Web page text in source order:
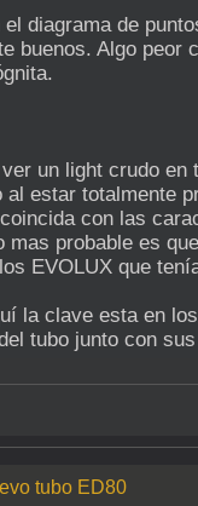
el diagrama de
buenos. Algo peor
un light crudo
al estar totalmente
con las
mas probable es
EVOLUX que
la clave esta en
tubo junto con
tubo ED80